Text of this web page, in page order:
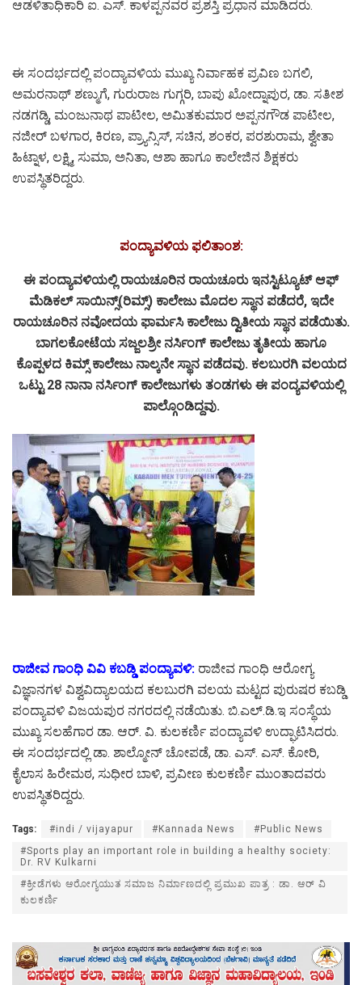
ಆಡಳಿತಾಧಿಕಾರಿ ಐ. ಎಸ್. ಕಾಳಪ್ಪನವರ ಪ್ರಶಸ್ತಿ ಪ್ರಧಾನ ಮಾಡಿದರು.
ಈ ಸಂದರ್ಭದಲ್ಲಿ ಪಂದ್ಯಾವಳಿಯ ಮುಖ್ಯ ನಿರ್ವಾಹಕ ಪ್ರವಿಣ ಬಗಲಿ,
ಅಮರನಾಥ್ ಶಣ್ಮುಗೆ, ಗುರುರಾಜ ಗುಗ್ಗರಿ, ಬಾಪು ಖೋದ್ನಾಪುರ, ಡಾ. ಸತೀಶ
ನಡಗಡ್ಡಿ, ಮಂಜುನಾಥ ಪಾಟೀಲ, ಅಮಿತಕುಮಾರ ಅಪ್ಪನಗೌಡ ಪಾಟೀಲ,
ನಜೀರ್ ಬಳಗಾರ, ಕಿರಣ, ಪ್ರ್ಯಾನ್ಸಿಸ್, ಸಚಿನ, ಶಂಕರ, ಪರಶುರಾಮ, ಶ್ವೇತಾ
ಹಿಟ್ನಾಳ, ಲಕ್ಷ್ಮಿ, ಸುಮಾ, ಅನಿತಾ, ಆಶಾ ಹಾಗೂ ಕಾಲೇಜಿನ ಶಿಕ್ಷಕರು
ಉಪಸ್ಥಿತರಿದ್ದರು.
ಪಂದ್ಯಾವಳಿಯ ಫಲಿತಾಂಶ:
ಈ ಪಂದ್ಯಾವಳಿಯಲ್ಲಿ ರಾಯಚೂರಿನ ರಾಯಚೂರು ಇನಸ್ಟಿಟ್ಯೂಟ್ ಆಫ್
ಮೆಡಿಕಲ್ ಸಾಯಿನ್ಸ್(ರಿಮ್ಸ್) ಕಾಲೇಜು ಮೊದಲ ಸ್ಥಾನ ಪಡೆದರೆ, ಇದೇ
ರಾಯಚೂರಿನ ನವೋದಯ ಫಾರ್ಮಸಿ ಕಾಲೇಜು ದ್ವಿತೀಯ ಸ್ಥಾನ ಪಡೆಯಿತು.
ಬಾಗಲಕೋಟೆಯ ಸಜ್ಜಲಶ್ರೀ ನರ್ಸಿಂಗ್ ಕಾಲೇಜು ತೃತೀಯ ಹಾಗೂ
ಕೊಪ್ಪಳದ ಕಿಮ್ಸ್ ಕಾಲೇಜು ನಾಲ್ಕನೇ ಸ್ಥಾನ ಪಡೆದವು. ಕಲಬುರಗಿ ವಲಯದ
ಒಟ್ಟು 28 ನಾನಾ ನರ್ಸಿಂಗ್ ಕಾಲೇಜುಗಳು ತಂಡಗಳು ಈ ಪಂದ್ಯವಳಿಯಲ್ಲಿ
ಪಾಲ್ಗೊಂಡಿದ್ದವು.
ರಾಜೀವ ಗಾಂಧಿ ವಿವಿ ಕಬಡ್ಡಿ ಪಂದ್ಯಾವಳಿ: ರಾಜೀವ ಗಾಂಧಿ ಆರೋಗ್ಯ
ವಿಜ್ಞಾನಗಳ ವಿಶ್ವವಿದ್ಯಾಲಯದ ಕಲಬುರಗಿ ವಲಯ ಮಟ್ಟದ ಪುರುಷರ ಕಬಡ್ಡಿ
ಪಂದ್ಯಾವಳಿ ವಿಜಯಪುರ ನಗರದಲ್ಲಿ ನಡೆಯಿತು. ಬಿ.ಎಲ್.ಡಿ.ಇ ಸಂಸ್ಥೆಯ
ಮುಖ್ಯ ಸಲಹೆಗಾರ ಡಾ. ಆರ್. ವಿ. ಕುಲಕರ್ಣಿ ಪಂದ್ಯಾವಳಿ ಉದ್ಘಾಟಿಸಿದರು.
ಈ ಸಂದರ್ಭದಲ್ಲಿ ಡಾ. ಶಾಲ್ಮೋನ್ ಚೋಪಡೆ, ಡಾ. ಎಸ್. ಎಸ್. ಕೋರಿ,
ಕೈಲಾಸ ಹಿರೇಮಠ, ಸುಧೀರ ಬಾಳಿ, ಪ್ರವೀಣ ಕುಲಕರ್ಣಿ ಮುಂತಾದವರು
ಉಪಸ್ಥಿತರಿದ್ದರು.
Tags: #indi / vijayapur #Kannada News
#Public News
#Sports play an important role in building a healthy society:
Dr. RV Kulkarni
#ಕ್ರೀಡೆಗಳು ಆರೋಗ್ಯಯುತ ಸಮಾಜ ನಿರ್ಮಾಣದಲ್ಲಿ ಪ್ರಮುಖ ಪಾತ್ರ : ಡಾ. ಆರ್ ವಿ
ಕುಲಕರ್ಣಿ